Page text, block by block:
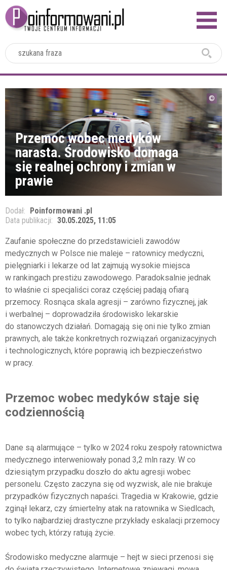
Przemoc wobec medyków
narasta. Środowisko domaga
się realnej ochrony i zmian w
prawie
Dodał: Poinformowani .pl
Data publikacji: 30.05.2025, 11:05
Zaufanie społeczne do przedstawicieli zawodów
medycznych w Polsce nie maleje – ratownicy medyczni,
pielęgniarki i lekarze od lat zajmują wysokie miejsca
w rankingach prestiżu zawodowego. Paradoksalnie jednak
to właśnie ci specjaliści coraz częściej padają ofiarą
przemocy. Rosnąca skala agresji – zarówno fizycznej, jak
i werbalnej – doprowadziła środowisko lekarskie
do stanowczych działań. Domagają się oni nie tylko zmian
prawnych, ale także konkretnych rozwiązań organizacyjnych
i technologicznych, które poprawią ich bezpieczeństwo
w pracy.
Przemoc wobec medyków staje się
codziennością
Dane są alarmujące – tylko w 2024 roku zespoły ratownictwa
medycznego interweniowały ponad 3,2 mln razy. W co
dziesiątym przypadku doszło do aktu agresji wobec
personelu. Często zaczyna się od wyzwisk, ale nie brakuje
przypadków fizycznych napaści. Tragedia w Krakowie, gdzie
zginął lekarz, czy śmiertelny atak na ratownika w Siedlcach,
to tylko najbardziej drastyczne przykłady eskalacji przemocy
wobec tych, którzy ratują życie.
Środowisko medyczne alarmuje – hejt w sieci przenosi się